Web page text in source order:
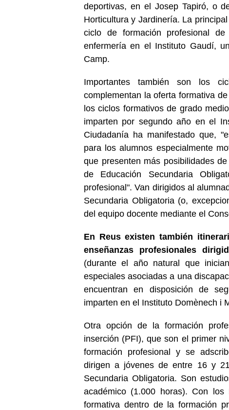
deportivas, en el Josep Tapiró, o
Horticultura y Jardinería. La
ciclo de formación profesional
enfermería en el Instituto Gaudí,
Camp.
Importantes también son los
complementan la oferta formativa
los ciclos formativos de grado
imparten por segundo año en el
Ciudadanía ha manifestado que,
para los alumnos especialmente
que presenten más posibilidades
de Educación Secundaria
profesional". Van dirigidos al
Secundaria Obligatoria (o,
del equipo docente mediante el
En Reus existen también
enseñanzas profesionales
(durante el año natural que
especiales asociadas a una
encuentran en disposición de
imparten en el Instituto Domènech i
Otra opción de la formación
inserción (PFI), que son el primer
formación profesional y se
dirigen a jóvenes de entre 16 y
Secundaria Obligatoria. Son
académico (1.000 horas). Con
formativa dentro de la formación